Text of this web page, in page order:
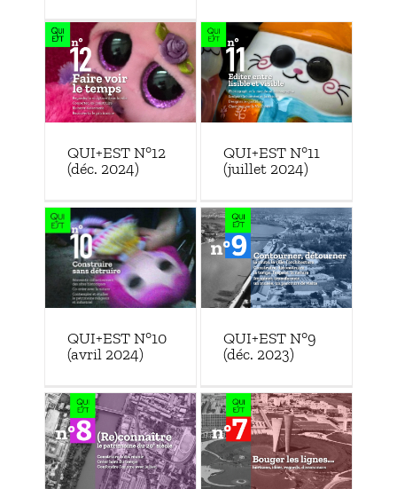
QUI+EST N°12
(déc. 2024)
QUI+EST N°11
(juillet 2024)
QUI+EST N°10
(avril 2024)
QUI+EST N°9
(déc. 2023)